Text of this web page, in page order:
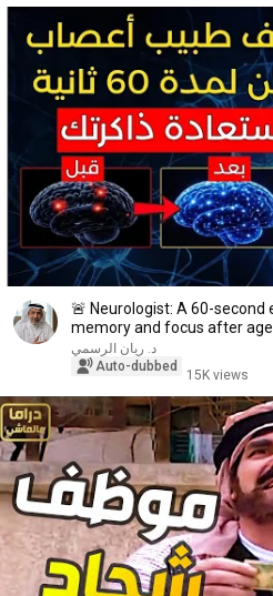
🚨 Neurologist: A 60-second
memory and focus after age
د. رِيان الرسمي
Auto-dubbed
15K views